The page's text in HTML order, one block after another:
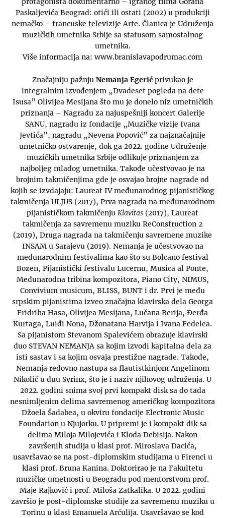
Paskaljevića Beograd: otići ili ostati (2002) u produkciji
nemačko – francuske televizije Arte. Članica je Udruženja
muzičkih umetnika Srbije sa statusom samostalnog
umetnika.
Više informacija na: www.branislavapodrumac.com
Značajniju pažnju Nemanja Egerićprivukao je
integralnim izvođenjem „Dvadeset pogleda na dete
Isusa” Olivijea Mesijana što mu je donelo niz umetničkih
priznanja – Nagradu za najuspešniji koncert Galerije
SANU, nagradu iz fondacije „Muzičke vizije Ivana
Jevtića”, nagradu „Nevena Popović” za najznačajnije
umetničko ostvarenje, dok ga 2022. godine Udruženje
muzičkih umetnika Srbije odlikuje priznanjem za
najboljeg mladog umetnika. Takođe učestvovao je na
brojnim takmičenjima gde je osvajao brojne nagrade od
kojih se izvdajaju: Laureat IV međunarodnog pijanističkog
takmičenja ULJUS (2017), Prva nagrada na međunarodnom
pijanističkom takmičenju Klavitas (2017), Laureat
takmičenja za savremenu muziku ReConstruction 2
(2019), Druga nagrada na takmičenju savremene muzike
INSAM u Sarajevu (2019). Nemanja je učestvovao na
međunarodnim festivalima kao što su Bolcano festival
Bozen, Pijanistički festivalu Lucernu, Musica al Ponte,
Međunarodna tribina kompozitora, Piano City, NIMUS,
Convivium musicum, BLISS, BUNT i dr. Prvi je među
srpskim pijanistima izveo značajna klavirska dela Georga
Fridriha Hasa, Olivijea Mesijana, Lučana Berija, Đerđa
Kurtaga, Luiđi Nona, Džonatana Harvija i Ivana Fedelea.
Sa pijanistom Stevanom Spalevićem obrazuje klavirski
duo STEVAN NEMANJA sa kojim izvodi kapitalna dela za
isti sastav i sa kojim osvaja prestižne nagrade. Takođe,
Nemanja redovno nastupa sa flautistkinjom Angelinom
Nikolić u duu Syrinx, što je i naziv njihovog udruženja. U
2022. godini snima svoj prvi kompakt disk sa do tada
nesnimljenim delima savremenog američkog kompozitora
Džoela Šadabea, u okviru fondacije Electronic Music
Foundation u Njujorku. U pripremi je i kompakt dik sa
delima Miloja Milojevića i Kloda Debisija. Nakon
završenih studija u klasi prof. Miroslava Dacića,
usavršavao se na post-diplomskim studijama u Firenci u
klasi prof. Bruna Kanina. Doktorirao je na Fakultetu
muzičke umetnosti u Beogradu pod mentorstvom prof.
Maje Rajković i prof. Miloša Zatkalika. U 2022. godini
završio je post-diplomske studije za savremenu muziku u
Torinu u klasi Emanuela Arćulija. Usavršavao se kod